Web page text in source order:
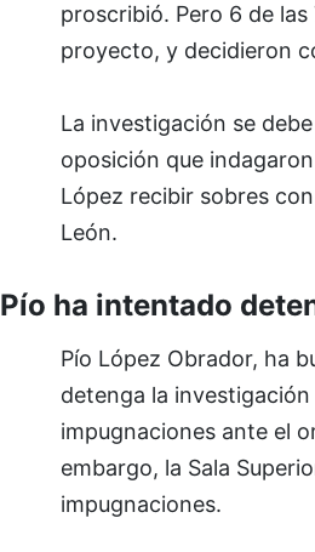
proscribió. Pero 6 de
proyecto, y decidieron
La investigación se
oposición que
López recibir sobres
León.
Pío ha intentado
Pío López Obrador, ha
detenga la
impugnaciones ante el
embargo, la Sala
impugnaciones.